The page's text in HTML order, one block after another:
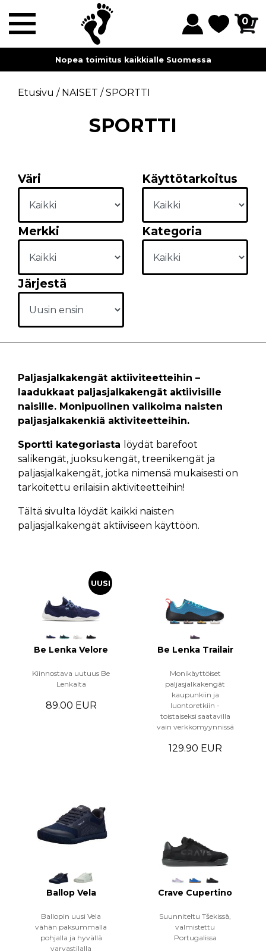
0
Myymälämme sijaitsevat Lahdessa ja Helsingissä.
Etusivu / NAISET /SPORTTI
SPORTTI
Väri Käyttötarkoitus
Merkki Kategoria
Järjestä
Paljasjalkakengät aktiiviteetteihin –
laadukkaat paljasjalkakengät aktiivisille
naisille. Monipuolinen valikoima naisten
paljasjalkakenkiä aktiviteetteihin.
Sportti kategoriasta löydät barefoot
salikengät, juoksukengät, treenikengät ja
paljasjalkakengät, jotka nimensä mukaisesti on
tarkoitettu erilaisiin aktiviteetteihin!
Tältä sivulta löydät kaikki naisten
paljasjalkakengät aktiiviseen käyttöön.
UUSI
Be Lenka Velore
Kiinnostava uutuus Be
Lenkalta
89.00 EUR
Be Lenka Trailair
Monikäyttöiset
paljasjalkakengät
kaupunkiin ja
luontoretkiin -
toistaiseksi saatavilla
vain verkkomyynnissä
129.90 EUR
Ballop Vela
Ballopin uusi Vela
vähän paksummalla
pohjalla ja hyvällä
varvastilalla
Crave Cupertino
Suunniteltu Tšekissä,
valmistettu
Portugalissa